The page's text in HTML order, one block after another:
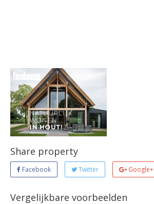
Share property
Facebook Twitter Google+
Vergelijkbare voorbeelden